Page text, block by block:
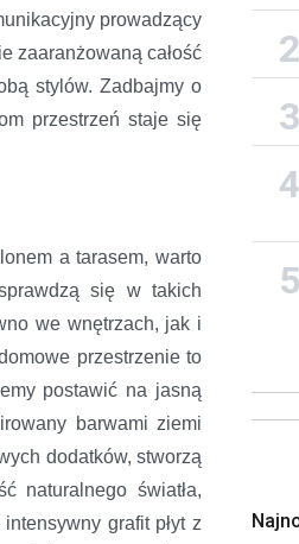
prowadzący
zaaranżowaną całość
stylów. Zadbajmy o
przestrzeń staje się
a tarasem, warto
się w takich
we wnętrzach, jak i
przestrzenie to
postawić na jasną
barwami ziemi
dodatków, stworzą
naturalnego światła,
grafit płyt z